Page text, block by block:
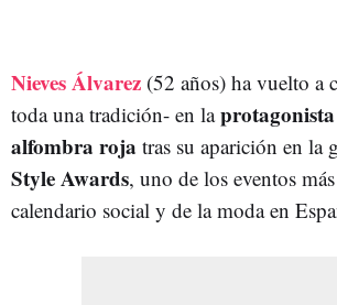
Nieves Álvarez (52 años) ha vuelto a
toda una tradición- en la
alfombra roja tras su aparición en la
Style Awards, uno de los eventos
calendario social y de la moda en